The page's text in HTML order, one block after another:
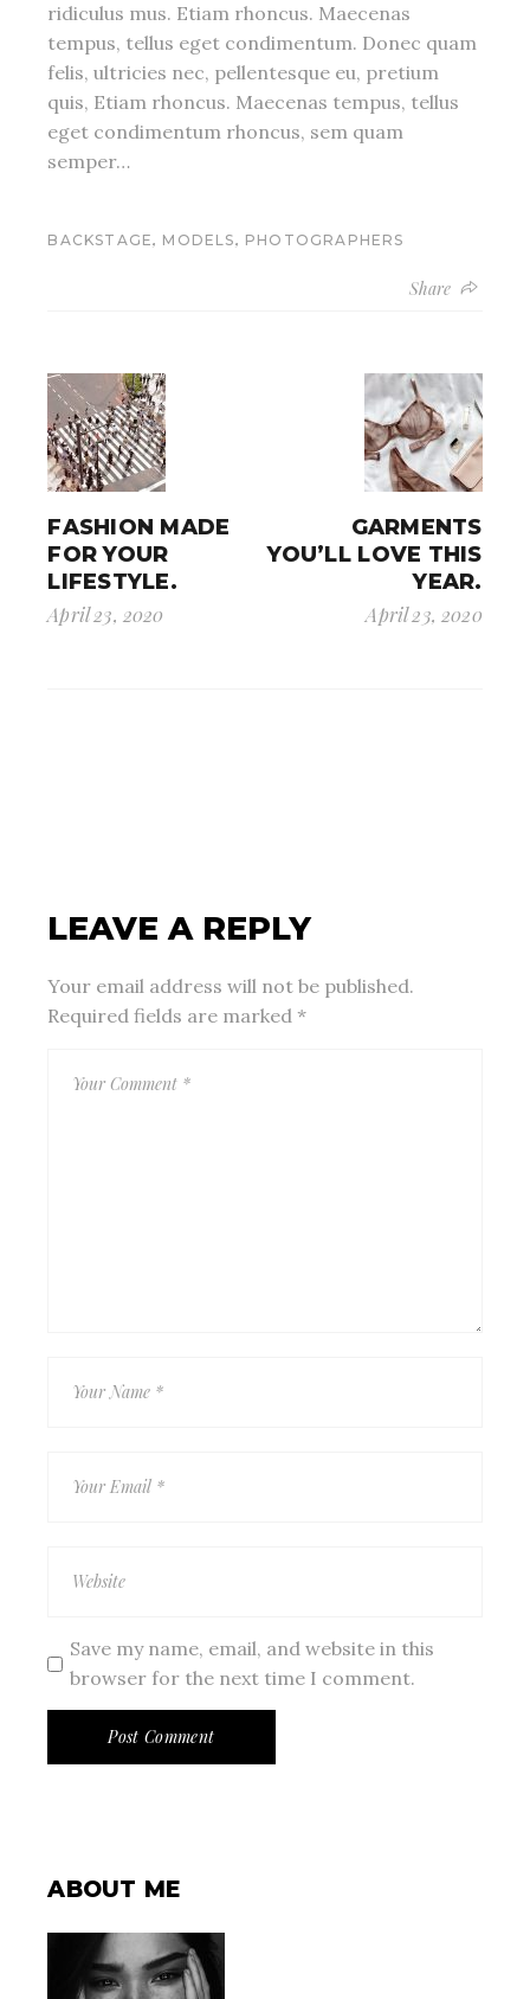
ridiculus mus. Etiam rhoncus. Maecenas
tempus, tellus eget condimentum. Donec quam
felis, ultricies nec, pellentesque eu, pretium
quis, Etiam rhoncus. Maecenas tempus, tellus
eget condimentum rhoncus, sem quam
semper…
BACKSTAGE, MODELS, PHOTOGRAPHERS
Share
FASHION MADE
FOR YOUR
LIFESTYLE.
April 23, 2020
GARMENTS
YOU’LL LOVE THIS
YEAR.
April 23, 2020
LEAVE A REPLY
Your email address will not be published.
Required fields are marked*
Save my name, email, and website in this
browser for the next time I comment.
Post Comment
ABOUT ME